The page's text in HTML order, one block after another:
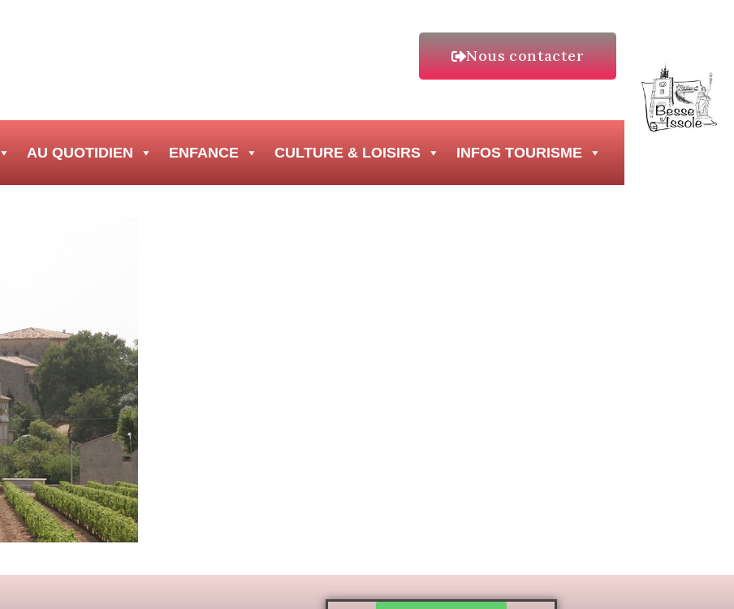
Nous contacter
AU QUOTIDIEN ENFANCE CULTURE & LOISIRS INFOS TOURISME